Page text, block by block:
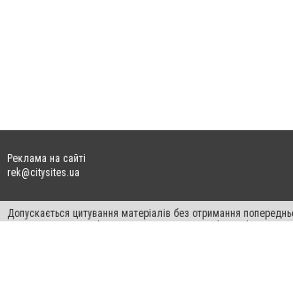
Реклама на сайті
rek@citysites.ua
Допускається цитування матеріалів без отримання
пошукових систем гіперпосилання на цитовані статті не